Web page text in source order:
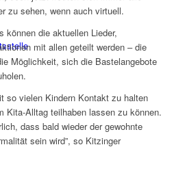
zu sehen, wenn auch virtuell.
können die aktuellen Lieder,
mit allen geteilt werden – die
Möglichkeit, sich die Bastelangebote
so vielen Kindern Kontakt zu halten
Kita-Alltag teilhaben lassen zu können.
dass bald wieder der gewohnte
sein wird”, so Kitzinger